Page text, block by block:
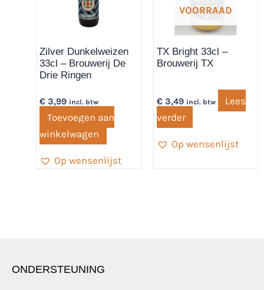
Zilver Dunkelweizen
33cl – Brouwerij De
Drie Ringen
€ 3,99 incl. btw
Toevoegen aan
winkelwagen
Op wensenlijst
VOORRAAD
TX Bright 33cl –
Brouwerij TX
€3,49 incl. btw
Lees
verder
Op wensenlijst
ONDERSTEUNING